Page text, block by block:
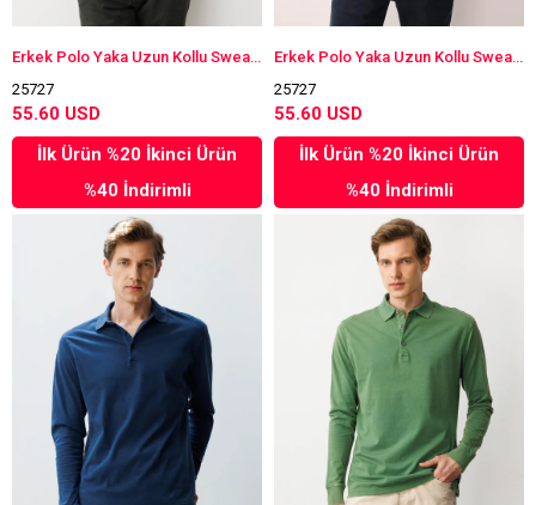
Erkek Polo Yaka Uzun Kollu Sweatshirt K.Bej
25727
55.60 USD
İlk Ürün %20 İkinci Ürün
%40 İndirimli
Erkek Polo Yaka Uzun Kollu Sweatshirt Kırmızı
25727
55.60 USD
İlk Ürün %20 İkinci Ürün
%40 İndirimli